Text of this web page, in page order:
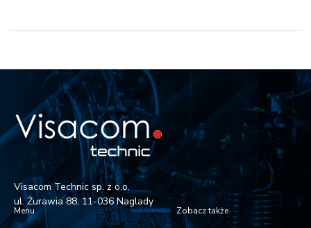
Visacom Technic sp. z o.o.
ul. Żurawia 88, 11-036 Naglady
Menu Zobacz także